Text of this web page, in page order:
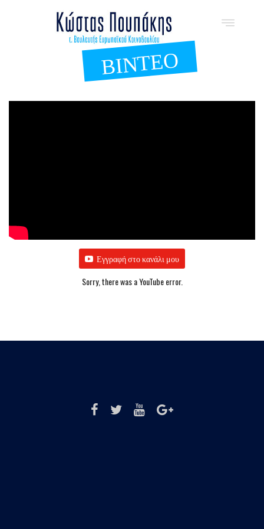
ΒΊΝΤΕΟ
Εγγραφή στο κανάλι μου
Sorry, there was a YouTube error.